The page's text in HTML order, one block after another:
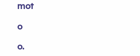
mot
o
o.